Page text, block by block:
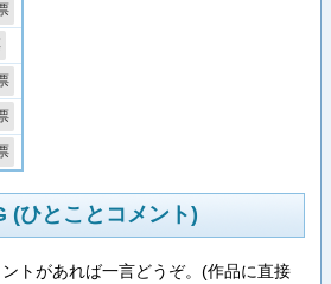
(ひとことコメント)
トがあれば一言どうぞ。(作品に直接